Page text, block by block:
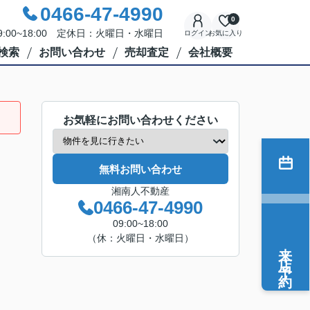
0466-47-4990
定休日：火曜日・水曜日 ログインお気に入り
0
索 お問い合わせ 売却査定 会社概要
お気軽にお問い合わせください
無料お問い合わせ
湘南人不動産
0466-47-4990
09:00~18:00
（休：火曜日・水曜日）
来店予約